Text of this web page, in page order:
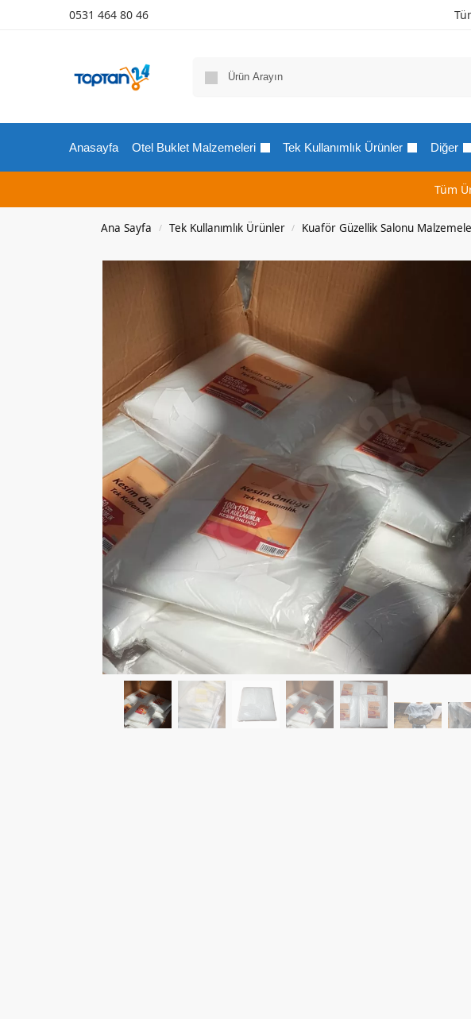
0531 464 80 46
Anasayfa Otel Buklet Malzemeleri Tek Kullanımlık Ürünler Diğer
Tüm
Ana Sayfa / Tek Kullanımlık Ürünler / Kuaför Güzellik Salonu